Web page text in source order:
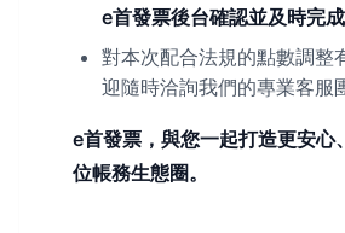
e首發票後台確認並及時完
對本次配合法規的點數調整
迎隨時洽詢我們的專業客服
e首發票，與您一起打造更安心
位帳務生態圈。